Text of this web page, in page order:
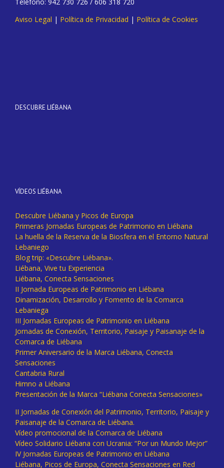
Aviso Legal | Política de Privacidad | Política de Cookies
DESCUBRE LIÉBANA
VÍDEOS LIÉBANA
Descubre Liébana y Picos de Europa
Primeras Jornadas Europeas de Patrimonio en Liébana
La huella de la Reserva de la Biosfera en el Entorno Natural
Lebaniego
Blog trip: «Descubre Liébana».
Liébana, Vive tu Experiencia
Liébana, Conecta Sensaciones
II Jornada Europeas de Patrimonio en Liébana
Dinamización, Desarrollo y Fomento de la Comarca
Lebaniega
III Jornadas Europeas de Patrimonio en Liébana
Jornadas de Conexión, Territorio, Paisaje y Paisanaje de la
Comarca de Liébana
Primer Aniversario de la Marca Liébana, Conecta
Sensaciones
Cantabria Rural
Himno a Liébana
Presentación de la Marca “Liébana Conecta Sensaciones»
II Jornadas de Conexión del Patrimonio, Territorio, Paisaje y
Paisanaje de la Comarca de Liébana.
Vídeo promocional de la Comarca de Liébana
Vídeo Solidario Liébana con Ucrania: “Por un Mundo Mejor”
IV Jornadas Europeas de Patrimonio en Liébana
Liébana, Picos de Europa, Conecta Sensaciones en Red